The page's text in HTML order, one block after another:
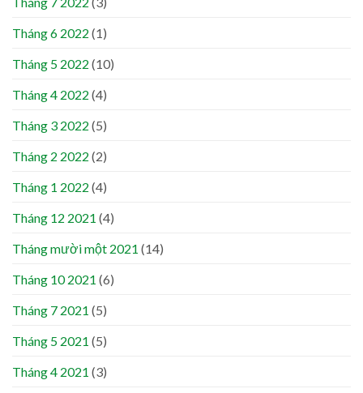
Tháng 6 2022 (1)
Tháng 5 2022 (10)
Tháng 4 2022 (4)
Tháng 3 2022 (5)
Tháng 2 2022 (2)
Tháng 1 2022 (4)
Tháng 12 2021 (4)
Tháng mười một 2021 (14)
Tháng 10 2021 (6)
Tháng 7 2021 (5)
Tháng 5 2021 (5)
Tháng 4 2021 (3)